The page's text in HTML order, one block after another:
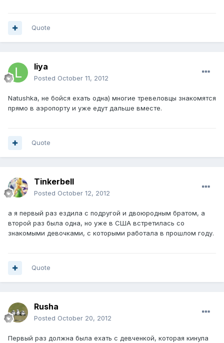
Quote
liya
Posted October 11, 2012
Natushka, не бойся ехать одна) многие тревеловцы знакомятся
прямо в аэропорту и уже едут дальше вместе.
Quote
Tinkerbell
Posted October 12, 2012
а я первый раз ездила с подругой и двоюродным братом, а
второй раз была одна, но уже в США встретилась со
знакомыми девочками, с которыми работала в прошлом году.
Quote
Rusha
Posted October 20, 2012
Первый раз должна была ехать с девченкой, которая кинула